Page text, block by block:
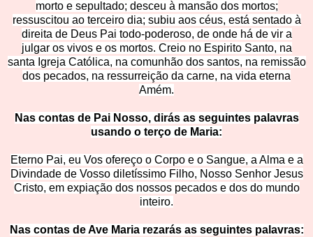
morto e sepultado; desceu à mansão dos mortos;
ressuscitou ao terceiro dia; subiu aos céus, está sentado à
direita de Deus Pai todo-poderoso, de onde há de vir a
julgar os vivos e os mortos. Creio no Espirito Santo, na
santa Igreja Católica, na comunhão dos santos, na remissão
dos pecados, na ressurreição da carne, na vida eterna
Amém.
Nas contas de Pai Nosso, dirás as seguintes palavras
usando o terço de Maria:
Eterno Pai, eu Vos ofereço o Corpo e o Sangue, a Alma e a
Divindade de Vosso diletíssimo Filho, Nosso Senhor Jesus
Cristo, em expiação dos nossos pecados e dos do mundo
inteiro.
Nas contas de Ave Maria rezarás as seguintes palavras: